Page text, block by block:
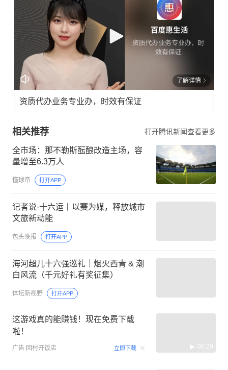
了解详情
资质代办业务专业办，时效有保证
相关推荐 打开腾讯新闻查看更多
全市场：那不勒斯酝酿改造主场，容
量增至6.3万人
懂球帝 打开APP
记者说·十六运丨以赛为媒，释放城市
文旅新动能
包头晚报 打开APP
海河超儿十六强巡礼｜烟火西青 & 潮
白风流（千元好礼有奖征集）
体坛新视野 打开APP
这游戏真的能赚钱！现在免费下载
啦！
广告 回村开饭店 立即下载 00:29